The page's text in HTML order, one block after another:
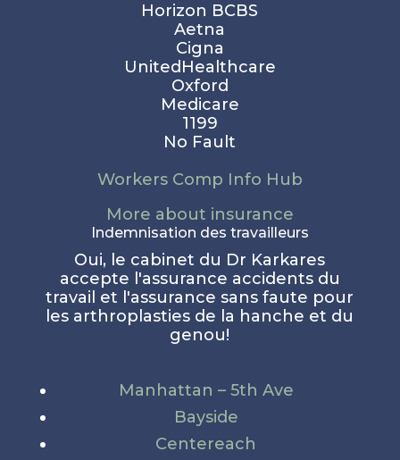
Horizon BCBS
Aetna
Cigna
UnitedHealthcare
Oxford
Medicare
1199
No Fault
Workers Comp Info Hub
More about insurance
Indemnisation des travailleurs
Oui, le cabinet du Dr Karkares
accepte l'assurance accidents du
travail et l'assurance sans faute pour
les arthroplasties de la hanche et du
genou!
Manhattan – 5th Ave
Bayside
Centereach